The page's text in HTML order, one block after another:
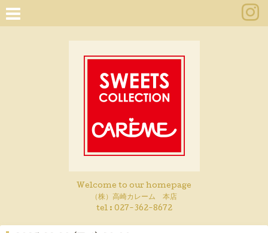
Welcome to our homepage
（株）高崎カレーム 本店
tel : 027-362-8672